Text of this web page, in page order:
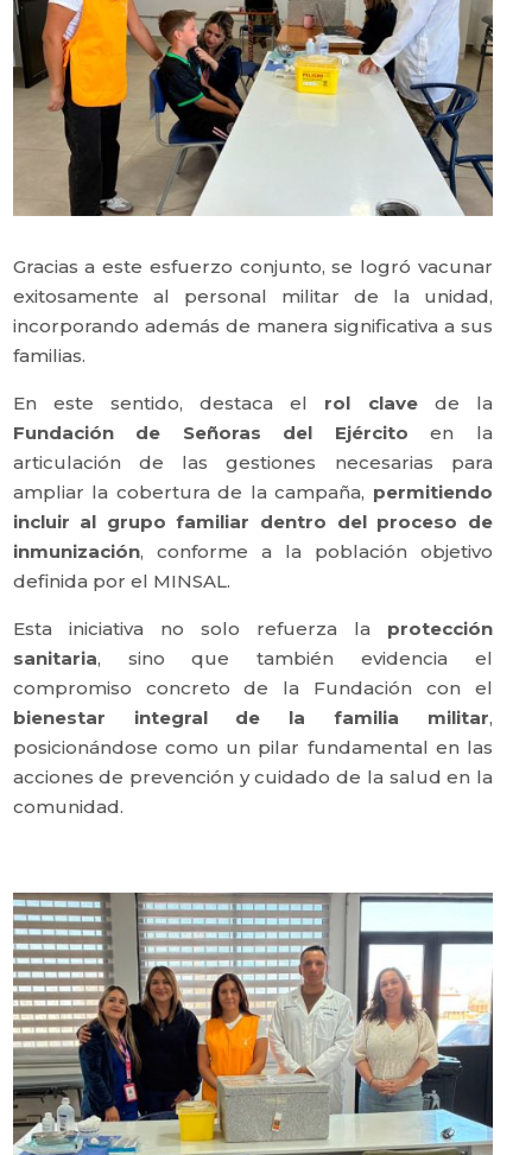
Gracias a este esfuerzo conjunto, se logró vacunar
exitosamente al personal militar de la unidad,
incorporando además de manera significativa a sus
familias.
En este sentido, destaca el rol clavede la
Fundación de Señoras del Ejército en la
articulación de las gestiones necesarias para
ampliar la cobertura de la campaña, permitiendo
incluir al grupo familiar dentro del proceso de
inmunización, conforme a la población objetivo
definida por el MINSAL.
Esta iniciativa no solo refuerza la protección
sanitaria, sino que también evidencia el
compromiso concreto de la Fundación con el
bienestar integral de la familia militar,
posicionándose como un pilar fundamental en las
acciones de prevención y cuidado de la salud en la
comunidad.